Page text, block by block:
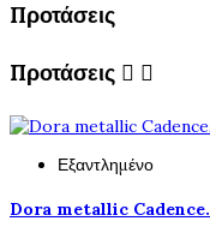
Προτάσεις
Προτάσεις  
Εξαντλημένο
Dora metallic